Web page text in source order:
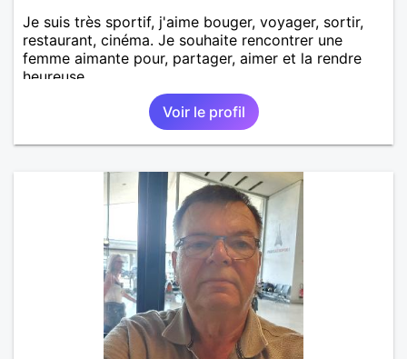
Je suis très sportif, j'aime bouger, voyager, sortir,
restaurant, cinéma. Je souhaite rencontrer une
femme aimante pour, partager, aimer et la rendre
heureuse.
Voir le profil